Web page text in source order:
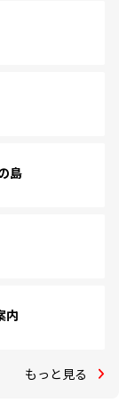
島
内
もっと見る